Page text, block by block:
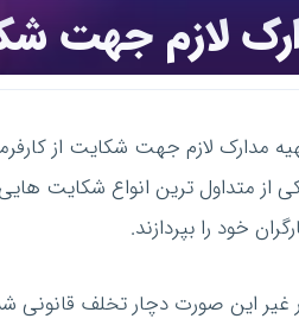
لازم جهت
مدارک لازم جهت شکایت از
خود را بپردازند.
غیر این صورت دچار تخلف قانونی